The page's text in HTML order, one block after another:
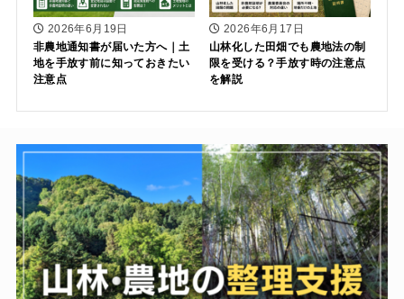
2026年6月19日
非農地通知書が届いた方へ｜土
地を手放す前に知っておきたい
注意点
2026年6月17日
山林化した田畑でも農地法の制
限を受ける？手放す時の注意点
を解説